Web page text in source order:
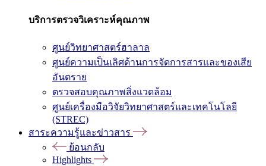
บริการตรวจวิเคราะห์คุณภาพ
ศูนย์วิทยาศาสตร์ฮาลาล
ศูนย์ความเป็นเลิศด้านการจัดการสารและของเสีย
อันตราย
ตรวจสอบคุณภาพสิ่งแวดล้อม
ศูนย์เครื่องมือวิจัยวิทยาศาสตร์และเทคโนโลยี
(STREC)
สาระความรู้และข่าวสาร
ย้อนกลับ
Highlights